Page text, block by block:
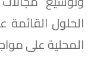
الحلول القائمة
المحلية على